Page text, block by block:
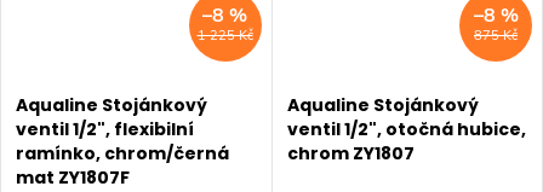
1 225 Kč
–8 %
Aqualine Stojánkový
ventil 1/2", flexibilní
ramínko, chrom/černá
mat ZY1807F
875 Kč
–8 %
Aqualine Stojánkový
ventil 1/2", otočná hubice,
chrom ZY1807